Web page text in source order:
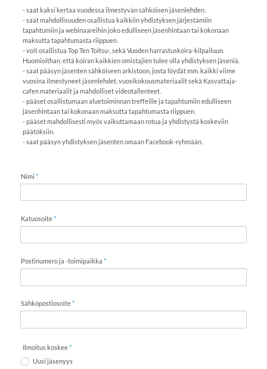
- saat kaksi kertaa vuodessa ilmestyvän sähköisen jäsenlehden.
- saat mahdollisuuden osallistua kaikkiin yhdistyksen järjestämiin
tapahtumiin ja webinaareihin joko edulliseen jäsenhintaan tai kokonaan
maksutta tapahtumasta riippuen.
- voit osallistua Top Ten Toitsu-, sekä Vuoden harrastuskoira-kilpailuun.
Huomioithan, että koiran kaikkien omistajien tulee olla yhdistyksen jäseniä.
- saat pääsyn jäsenten sähköiseen arkistoon, josta löydät mm. kaikki viime
vuosina ilmestyneet jäsenlehdet, vuosikokousmateriaalit sekä Kasvattaja-
cafen materiaalit ja mahdolliset videotallenteet.
- pääset osallistumaan aluetoiminnan treffeille ja tapahtumiin edulliseen
jäsenhintaan tai kokonaan maksutta tapahtumasta riippuen.
- pääset mahdollisesti myös vaikuttamaan rotua ja yhdistystä koskeviin
päätöksiin.
- saat pääsyn yhdistyksen jäsenten omaan Facebook-ryhmään.
Nimi *
Katuosoite*
Postinumero ja -toimipaikka *
Sähköpostiosoite*
Ilmoitus koskee*
Uusi jäsenyys